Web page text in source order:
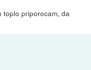
toplo priporocam, da